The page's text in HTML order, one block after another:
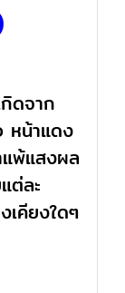
ดจาก
หน้าแดง
พ้แสงผล
ต่ละ
เคียงใดๆ